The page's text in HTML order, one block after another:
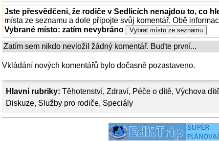
Hlavní rubriky: Těhotenství, Zdraví, Péče o dítě, Výchova
Diskuze, Služby pro rodiče, Speciály
Jste přesvědčeni, že rodiče v Sedlicích nenajdou to, co
místa ze seznamu a dole připojte svůj komentář. Obě
Vybrané místo: zatím nevybráno
Zatím sem nikdo nevložil žádný komentář. Buďte první...
Vkládání nových komentářů bylo dočasně pozastaveno.